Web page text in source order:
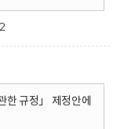
한 규정」 제정안에